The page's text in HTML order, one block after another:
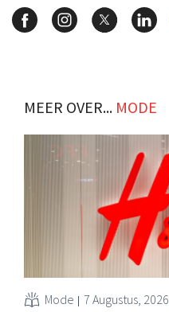
MEER OVER... MODE
Mode 7 Augustus, 2026